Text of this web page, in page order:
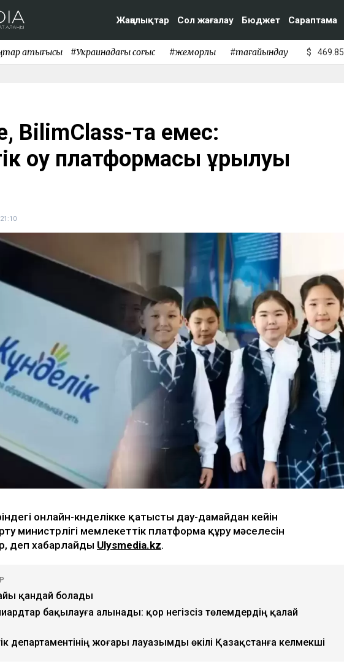
Жаңалықтар Сол жағалау Бюджет Сараптама
қақтығысы #Украинадағы соғыс #жемқорлық #тағайындау $ 469.85
BilimClass-та емес:
оқу платформасы құрылуы
онлайн-күнделікке қатысты дау-дамайдан кейін
министрлігі мемлекеттік платформа құру мәселесін
деп хабарлайды Ulysmedia.kz.
қандай болады
бақылауға алынады: қор негізсіз төлемдердің қалай
департаментінің жоғары лауазымды өкілі Қазақстанға келмекші